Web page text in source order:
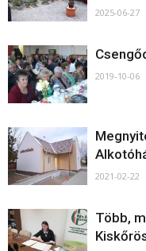
2025-06-27
2019-10-06
2021-02-22
Több,